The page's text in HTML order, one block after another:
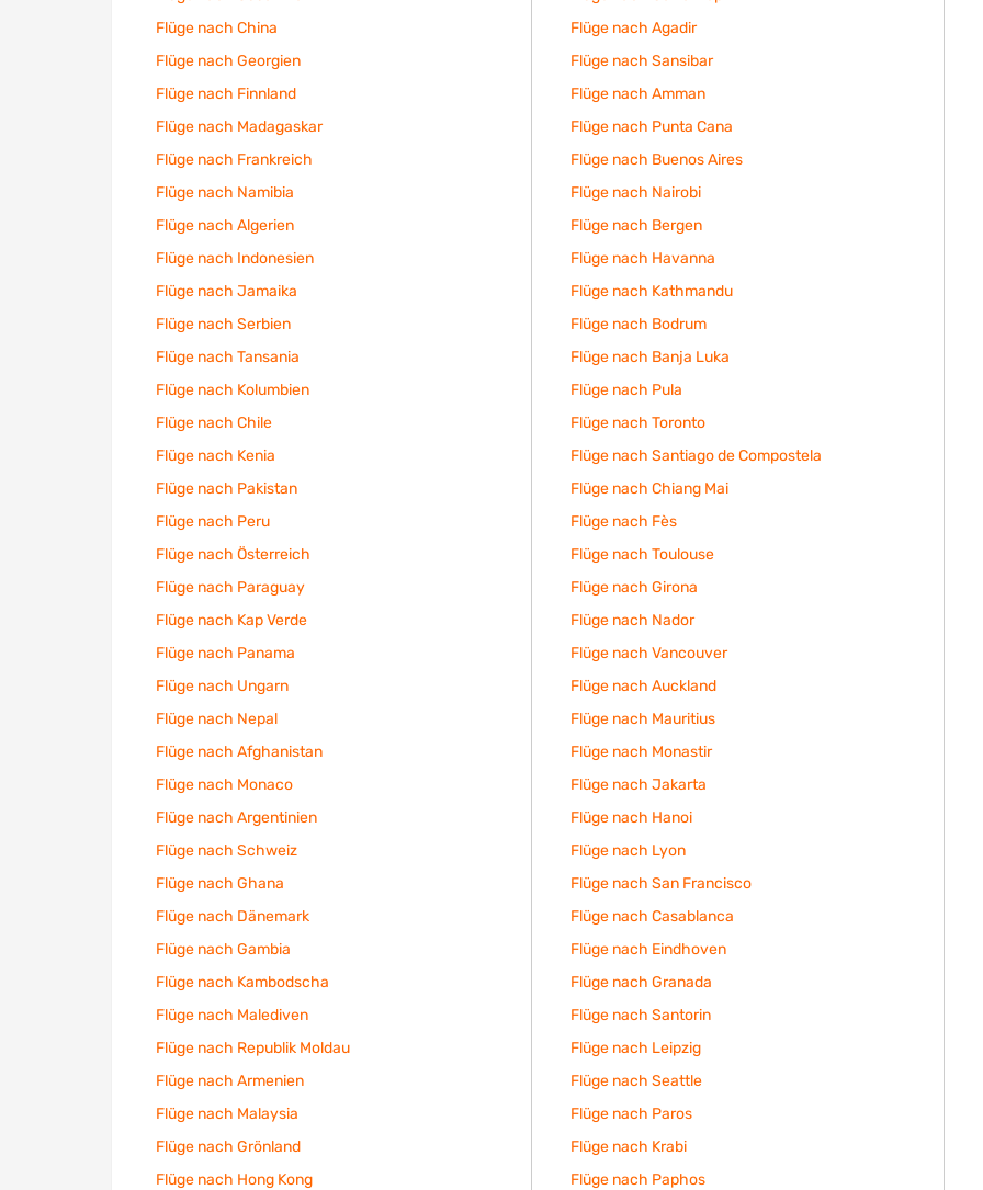
Flüge nach China
Flüge nach Georgien
Flüge nach Finnland
Flüge nach Madagaskar
Flüge nach Frankreich
Flüge nach Namibia
Flüge nach Algerien
Flüge nach Indonesien
Flüge nach Jamaika
Flüge nach Serbien
Flüge nach Tansania
Flüge nach Kolumbien
Flüge nach Chile
Flüge nach Kenia
Flüge nach Pakistan
Flüge nach Peru
Flüge nach Österreich
Flüge nach Paraguay
Flüge nach Kap Verde
Flüge nach Panama
Flüge nach Ungarn
Flüge nach Nepal
Flüge nach Afghanistan
Flüge nach Monaco
Flüge nach Argentinien
Flüge nach Schweiz
Flüge nach Ghana
Flüge nach Dänemark
Flüge nach Gambia
Flüge nach Kambodscha
Flüge nach Malediven
Flüge nach Republik Moldau
Flüge nach Armenien
Flüge nach Malaysia
Flüge nach Grönland
Flüge nach Hong Kong
Flüge nach Agadir
Flüge nach Sansibar
Flüge nach Amman
Flüge nach Punta Cana
Flüge nach Buenos Aires
Flüge nach Nairobi
Flüge nach Bergen
Flüge nach Havanna
Flüge nach Kathmandu
Flüge nach Bodrum
Flüge nach Banja Luka
Flüge nach Pula
Flüge nach Toronto
Flüge nach Santiago de Compostela
Flüge nach Chiang Mai
Flüge nach Fès
Flüge nach Toulouse
Flüge nach Girona
Flüge nach Nador
Flüge nach Vancouver
Flüge nach Auckland
Flüge nach Mauritius
Flüge nach Monastir
Flüge nach Jakarta
Flüge nach Hanoi
Flüge nach Lyon
Flüge nach San Francisco
Flüge nach Casablanca
Flüge nach Eindhoven
Flüge nach Granada
Flüge nach Santorin
Flüge nach Leipzig
Flüge nach Seattle
Flüge nach Paros
Flüge nach Krabi
Flüge nach Paphos